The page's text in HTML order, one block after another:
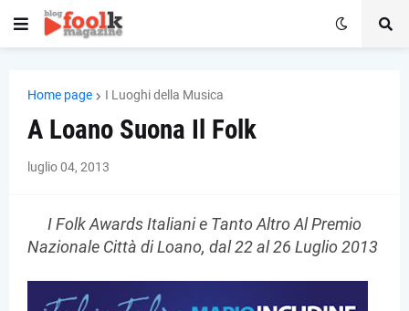
Home page I Luoghi della Musica
A Loano Suona Il Folk
luglio 04, 2013
I Folk Awards Italiani e Tanto Altro Al Premio
Nazionale Città di Loano, dal 22 al 26 Luglio 2013